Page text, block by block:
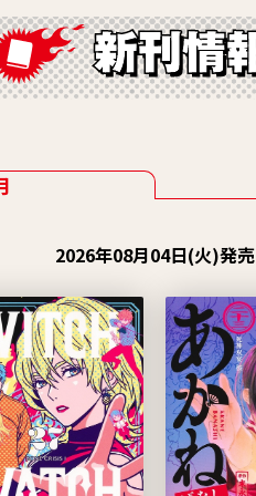
2026年08月04日(火)発売